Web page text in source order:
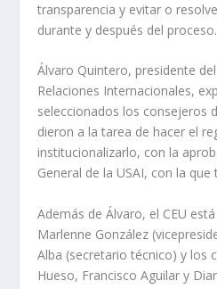
transparencia y evitar o
durante y después del proceso.
Álvaro Quintero, presidente
Relaciones Internacionales,
seleccionados los consejeros
dieron a la tarea de hacer el
institucionalizarlo, con la
General de la USAI, con la
Además de Álvaro, el CEU
Marlenne González
Alba (secretario técnico) y los
Hueso, Francisco Aguilar y